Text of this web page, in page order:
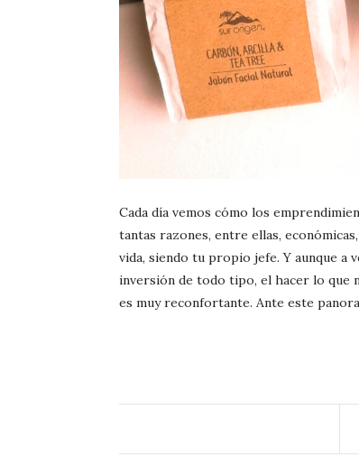
Cada día vemos cómo los
tantas razones, entre ellas,
vida, siendo tu propio jefe. Y aunque
inversión de todo tipo, el hacer lo que
es muy reconfortante. Ante este